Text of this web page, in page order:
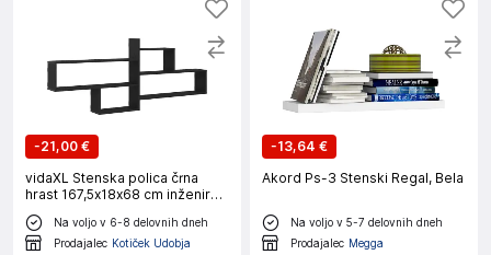
-21,00 €
vidaXL Stenska polica črna
hrast 167,5x18x68 cm inženirski
les
Na voljo v 6-8 delovnih dneh
Prodajalec Kotiček Udobja
-13,64 €
Akord Ps-3 Stenski Regal, Bela
Na voljo v 5-7 delovnih dneh
Prodajalec Megga